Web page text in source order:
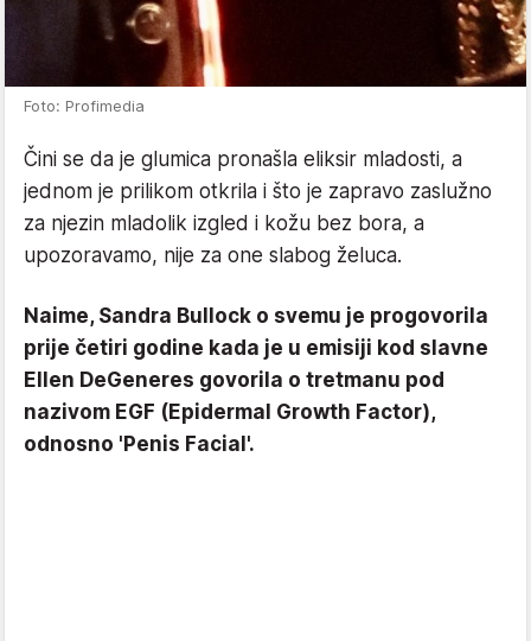
Foto: Profimedia
Čini se da je glumica pronašla eliksir mladosti, a
jednom je prilikom otkrila i što je zapravo zaslužno
za njezin mladolik izgled i kožu bez bora, a
upozoravamo, nije za one slabog želuca.
Naime, Sandra Bullock o svemu je progovorila
prije četiri godine kada je u emisiji kod slavne
Ellen DeGeneres govorila o tretmanu pod
nazivom EGF (Epidermal Growth Factor),
odnosno 'Penis Facial'.